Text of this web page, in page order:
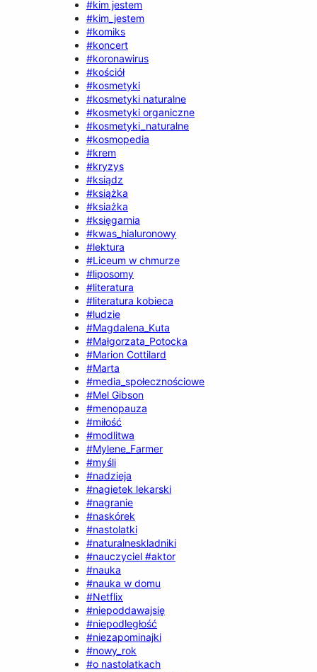
#kim jestem
#kim_jestem
#komiks
#koncert
#koronawirus
#kościół
#kosmetyki
#kosmetyki naturalne
#kosmetyki organiczne
#kosmetyki_naturalne
#kosmopedia
#krem
#kryzys
#ksiądz
#książka
#ksiażka
#księgarnia
#kwas_hialuronowy
#lektura
#Liceum w chmurze
#liposomy
#literatura
#literatura kobieca
#ludzie
#Magdalena_Kuta
#Małgorzata_Potocka
#Marion Cottilard
#Marta
#media_społecznościowe
#Mel Gibson
#menopauza
#miłość
#modlitwa
#Mylene_Farmer
#myśli
#nadzieja
#nagietek lekarski
#nagranie
#naskórek
#nastolatki
#naturalneskladniki
#nauczyciel #aktor
#nauka
#nauka w domu
#Netflix
#niepoddawajsię
#niepodległość
#niezapominajki
#nowy_rok
#o nastolatkach